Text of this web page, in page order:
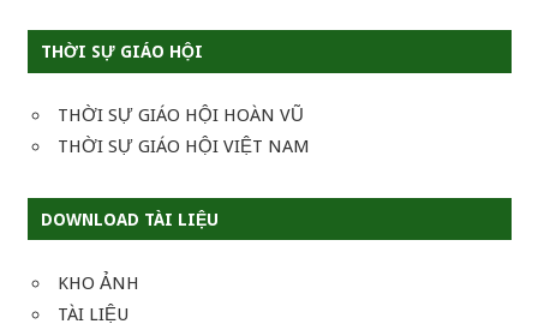
THỜI SỰ GIÁO HỘI
THỜI SỰ GIÁO HỘI HOÀN VŨ
THỜI SỰ GIÁO HỘI VIỆT NAM
DOWNLOAD TÀI LIỆU
KHO ẢNH
TÀI LIỆU